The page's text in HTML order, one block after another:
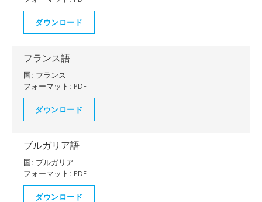
ダウンロード
フランス語
国: フランス
フォーマット: PDF
ダウンロード
ブルガリア語
国: ブルガリア
フォーマット: PDF
ダウンロード